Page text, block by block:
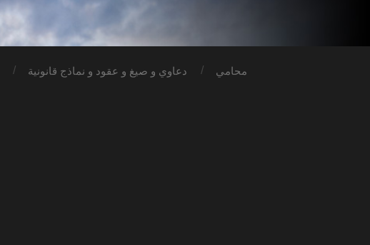
محامي دعاوي و صيغ و عقود و نماذج قانونية